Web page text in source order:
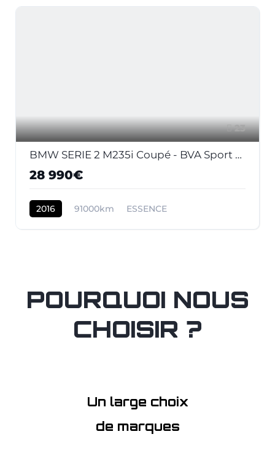
23
BMW SERIE 2 M235i Coupé - BVA Sport COUPE F22 F87 M Performance PHASE 1
28 990€
2016 91000km ESSENCE
POURQUOI NOUS
CHOISIR ?
Un large choix
de marques